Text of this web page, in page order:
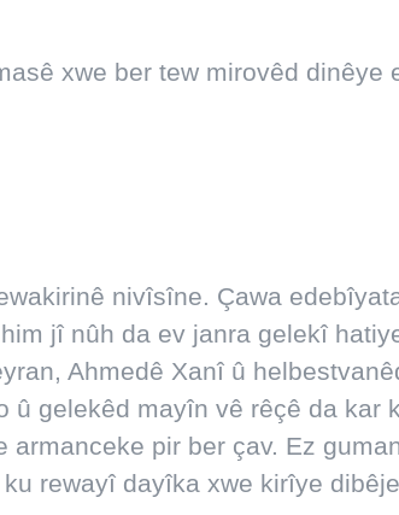
xwe ber tew mirovêd dinêye
nivîsîne. Çawa
jî nûh da ev janra gelekî
Ahmedê Xanî û
gelekêd mayîn vê rêçê da kar
pir ber çav. Ez
rewayî dayîka xwe kirîye